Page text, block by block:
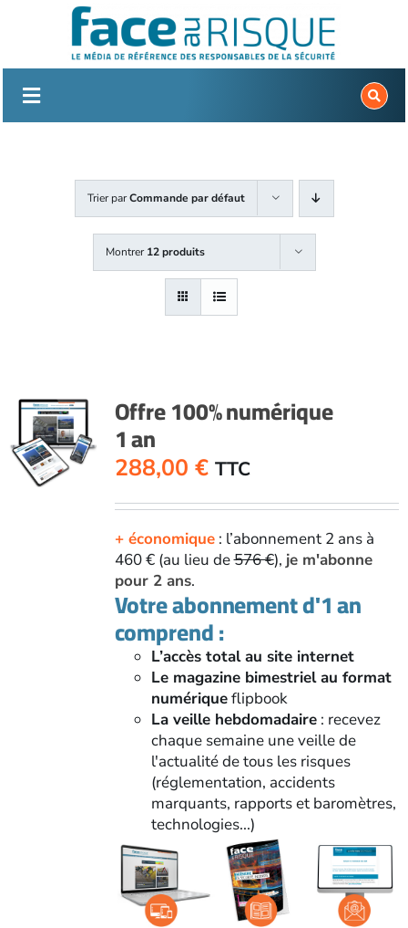
Trier parCommande par défaut
Montrer12 produits
Offre 100% numérique
1 an
288,00 € TTC
+ économique: l’abonnement 2 ans à
460 € (au lieu de576 €), je m'abonne
pour 2 ans.
Votre abonnement d'1 an
comprend :
L’accès total au site internet
Le magazine bimestriel au format
numériqueflipbook
La veille hebdomadaire: recevez
chaque semaine une veille de
l'actualité de tous les risques
(réglementation, accidents
marquants, rapports et baromètres,
technologies...)